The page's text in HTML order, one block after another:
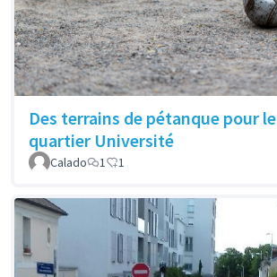
Des terrains de pétanque pour le
quartier Université
Calado 1 1